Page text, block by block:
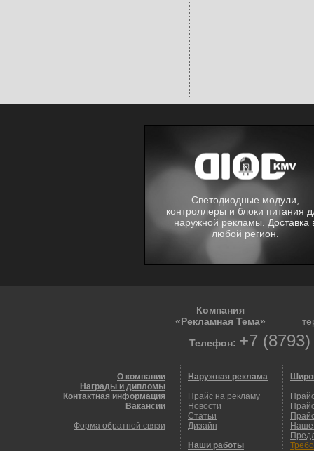
Светодиодные модули,
контроллеры и блоки питания
наружной рекламы. Доставка
любой регион.
Компания
«Рекламная Тема»
Телефон: +7
О компании
Награды и дипломы
Контактная информация
Вакансии
Форма обратной связи
Наружная реклама
Прайс на рекламу
Новости
Статьи
Дизайн
Наши работы
Наше